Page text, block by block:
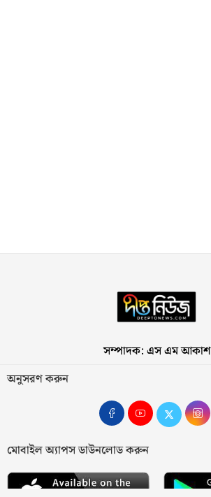
সম্পাদক: এস এম আকাশ
অনুসরণ করুন
মোবাইল অ্যাপস ডাউনলোড করুন